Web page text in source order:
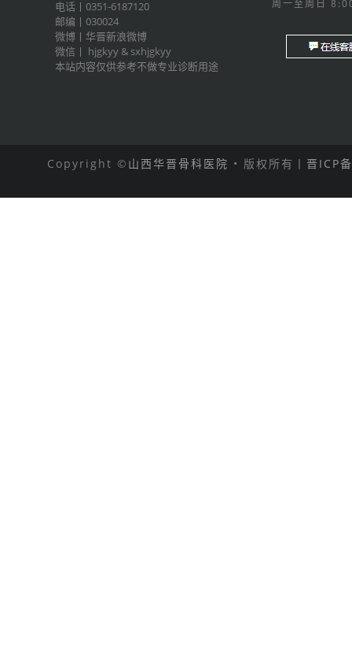
电话丨0351-6187120
邮编丨030024
微博丨 华晋新浪微博
微信丨 hjgkyy & sxhjgkyy
本站内容仅供参考不做专业诊断用途
周一至周日
Copyright © 山西华晋骨科医院 • 版权所有丨 晋ICP